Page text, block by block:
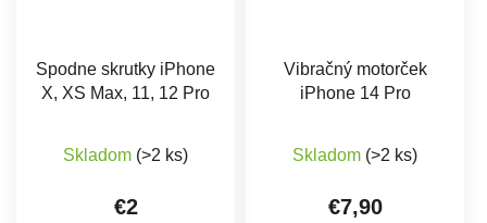
Spodne skrutky iPhone
X, XS Max, 11, 12 Pro
Skladom (>2 ks)
€2
Vibračný motorček
iPhone 14 Pro
Skladom (>2 ks)
€7,90